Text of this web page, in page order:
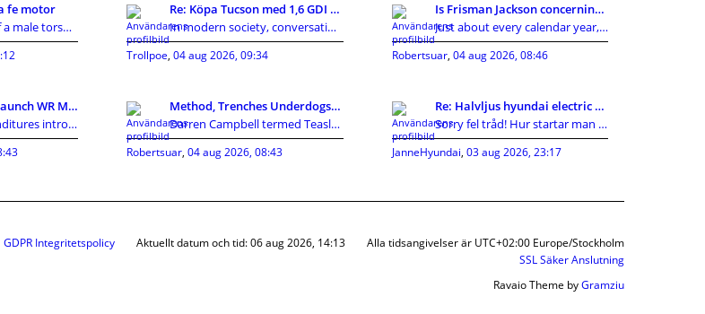
fe motor
The production of a male torso sex doll involves m
Re: Köpa Tucson med 1,6 GDI eller 1,7CRDI?
In modern society, conversations around privacy, p
Trollpoe, 04 aug 2026, 09:34
Is Frisman Jackson concerning towards gain the mas
Just about every calendar year, the Cleveland Brow
Robertsuar, 04 aug 2026, 08:46
Buffalo Charges launch WR Mecole Hardman Jr., sign
The Buffalo Expenditures introduced a collection o
Method, Trenches Underdogs: Vikings 2026 Preview i
Darren Campbell termed Teasley retty tightlippedsp
Robertsuar, 04 aug 2026, 08:43
Re: Halvljus hyundai electric byte ?
Sorry fel tråd! Hur startar man en ny?
JanneHyundai, 03 aug 2026, 23:17
Alla tidsangivelser är UTC+02:00 Europe/Stockholm
Aktuellt datum och tid: 06 aug 2026, 14:13
GDPR Integritetspolicy
SSL Säker Anslutning
Ravaio Theme byGramziu